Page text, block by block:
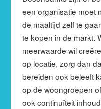
een organisatie moet
de maaltijd zelf te
te kopen in de markt.
meerwaarde wil
op locatie, zorg dan
bereiden ook beleeft
op de woongroepen
ook continuïteit